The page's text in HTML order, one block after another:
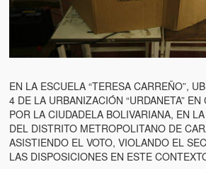
EN LA ESCUELA “TERESA CARREÑO”,
4 DE LA URBANIZACIÓN “URDANETA”
POR LA CIUDADELA BOLIVARIANA, EN
DEL DISTRITO METROPOLITANO DE
ASISTIENDO EL VOTO, VIOLANDO EL
LAS DISPOSICIONES EN ESTE